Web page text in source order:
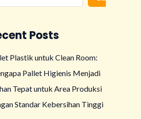
Posts
Plastik untuk Clean Room:
Pallet Higienis Menjadi
Tepat untuk Area Produksi
Standar Kebersihan Tinggi